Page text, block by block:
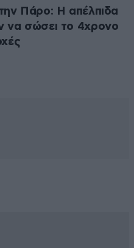
Πάρο: Η απέλπιδα
να σώσει το 4χρονο